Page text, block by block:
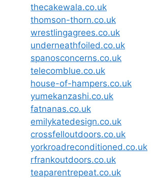
thecakewala.co.uk
thomson-thorn.co.uk
wrestlingagrees.co.uk
underneathfoiled.co.uk
spanosconcerns.co.uk
telecomblue.co.uk
house-of-hampers.co.uk
yumekanzashi.co.uk
fatnanas.co.uk
emilykatedesign.co.uk
crossfelloutdoors.co.uk
yorkroadreconditioned.co.uk
rfrankoutdoors.co.uk
teaparentrepeat.co.uk